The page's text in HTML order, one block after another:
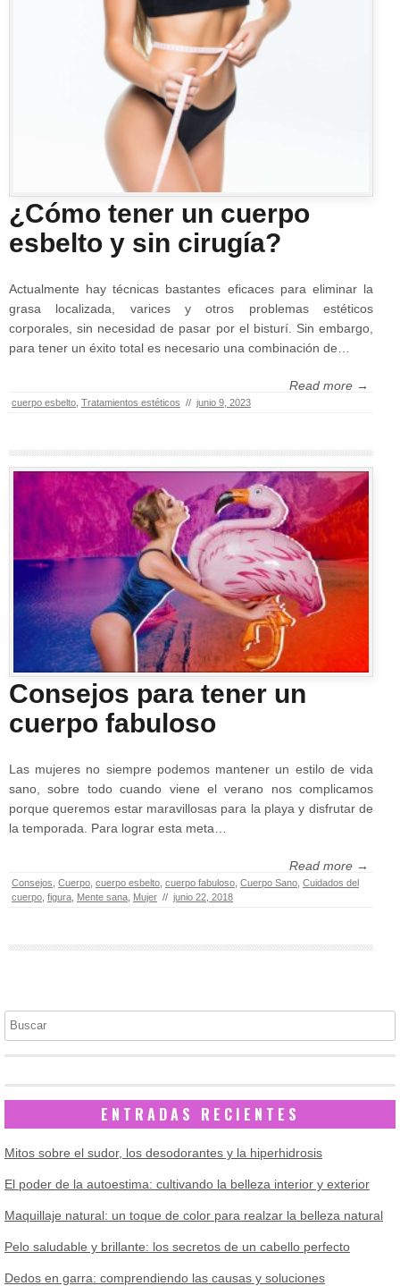
¿Cómo tener un cuerpo
esbelto y sin cirugía?
Actualmente hay técnicas bastantes eficaces para eliminar la
grasa localizada, varices y otros problemas estéticos
corporales, sin necesidad de pasar por el bisturí. Sin embargo,
para tener un éxito total es necesario una combinación de…
Read more →
cuerpo esbelto Tratamientos estéticos // junio 9, 2023
Consejos para tener un
cuerpo fabuloso
Las mujeres no siempre podemos mantener un estilo de vida
sano, sobre todo cuando viene el verano nos complicamos
porque queremos estar maravillosas para la playa y disfrutar de
la temporada. Para lograr esta meta…
Read more →
Consejos Cuerpo cuerpo esbelto cuerpo fabuloso Cuerpo Sano Cuidados del
cuerpo figura Mente sana Mujer // junio 22, 2018
Buscar
ENTRADAS RECIENTES
Mitos sobre el sudor, los desodorantes y la hiperhidrosis
El poder de la autoestima: cultivando la belleza interior y exterior
Maquillaje natural: un toque de color para realzar la belleza natural
Pelo saludable y brillante: los secretos de un cabello perfecto
Dedos en garra: comprendiendo las causas y soluciones